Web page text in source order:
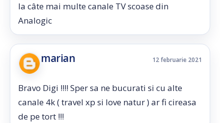
la câte mai multe canale TV scoase din
Analogic
marian 12 februarie 2021
Bravo Digi !!!! Sper sa ne bucurati si cu alte
canale 4k ( travel xp si love natur ) ar fi cireasa
de pe tort !!!